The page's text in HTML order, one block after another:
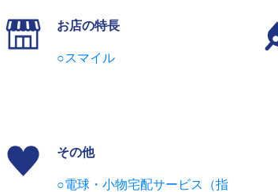
お店の特長
スマイル
その他
電球・小物宅配サービス（指